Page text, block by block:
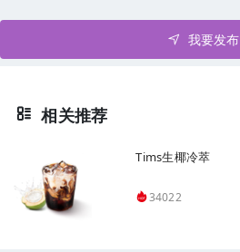
我要发布
相关推荐
Tims生椰冷萃
34022